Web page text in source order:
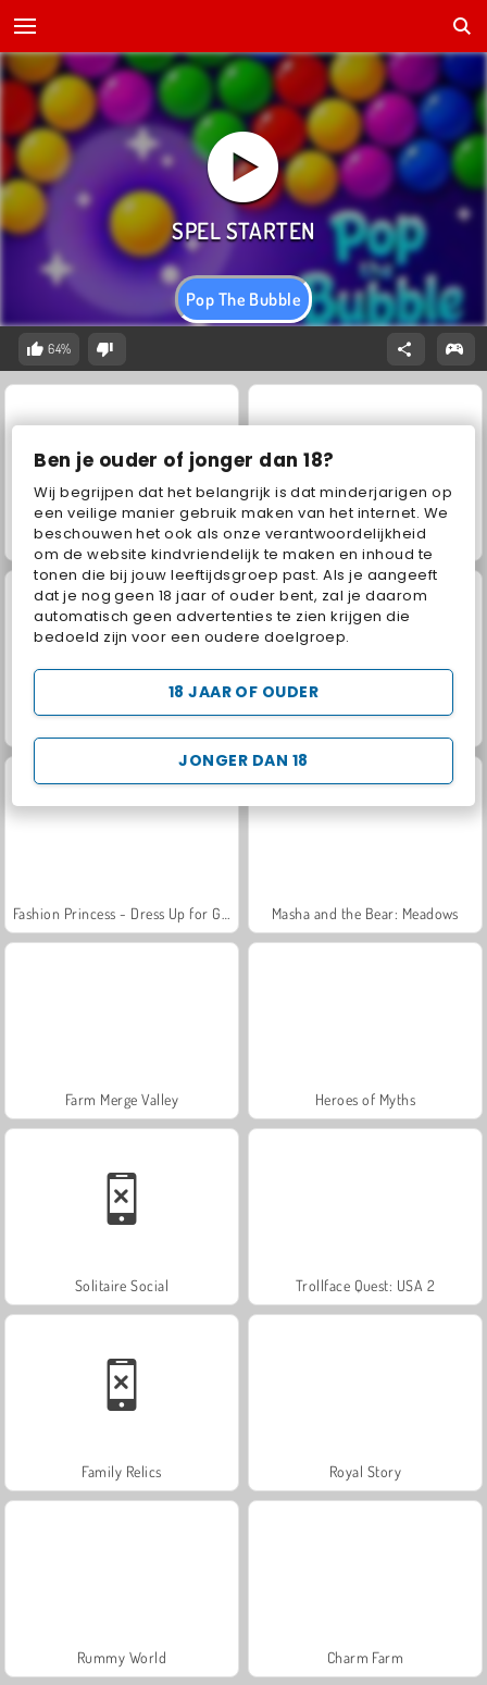
Ben je ouder of jonger dan 18?
Wij begrijpen dat het belangrijk is dat minderjarigen op
een veilige manier gebruik maken van het internet. We
beschouwen het ook als onze verantwoordelijkheid
om de website kindvriendelijk te maken en inhoud te
tonen die bij jouw leeftijdsgroep past. Als je aangeeft
dat je nog geen 18 jaar of ouder bent, zal je daarom
automatisch geen advertenties te zien krijgen die
bedoeld zijn voor een oudere doelgroep.
JONGER DAN 18
18 JAAR OF OUDER
Pop The Bubble
64%
Juice Merge Jewel Garden Story
Masha and the Bear: Meadows
Farm Merge Valley Heroes of Myths
Solitaire Social Trollface Quest: USA 2
Family Relics Royal Story
Rummy World Charm Farm